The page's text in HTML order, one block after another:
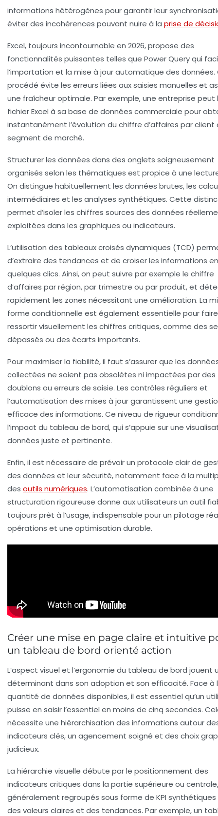
informations hétérogènes pour garantir leur
éviter des incohérences pouvant nuire à la prise de
Excel, toujours incontournable en 2026, propose des
fonctionnalités puissantes telles que Power Query qui
l’importation et la mise à jour automatique des données.
procédé évite les erreurs liées aux saisies manuelles et
une fraîcheur optimale. Par exemple, une entreprise peut
fichier Excel à sa base de données commerciale pour
instantanément l’évolution du chiffre d’affaires par client
segment de marché.
Structurer les données dans des onglets soigneusement
organisés selon les thématiques est propice à une
On distingue habituellement les données brutes, les
intermédiaires et les analyses synthétiques. Cette
permet d’isoler les chiffres sources des données
exploitées dans les graphiques ou indicateurs.
L’utilisation des tableaux croisés dynamiques (TCD)
d’extraire des tendances et de croiser les informations en
quelques clics. Ainsi, on peut suivre par exemple le chiffre
d’affaires par région, par trimestre ou par produit, et
rapidement les zones nécessitant une amélioration. La
forme conditionnelle est également essentielle pour faire
ressortir visuellement les chiffres critiques, comme des
dépassés ou des écarts importants.
Pour maximiser la fiabilité, il faut s’assurer que les
collectées ne soient pas obsolètes ni impactées par des
doublons ou erreurs de saisie. Les contrôles réguliers et
l’automatisation des mises à jour garantissent une
efficace des informations. Ce niveau de rigueur
l’impact du tableau de bord, qui s’appuie sur une
données juste et pertinente.
Enfin, il est nécessaire de prévoir un protocole clair de
des données et leur sécurité, notamment face à la
des outils numériques. L’automatisation combinée à une
structuration rigoureuse donne aux utilisateurs un outil
toujours prêt à l’usage, indispensable pour un pilotage
opérations et une optimisation durable.
Créer une mise en page claire et intuitive
un tableau de bord orienté action
L’aspect visuel et l’ergonomie du tableau de bord jouent
déterminant dans son adoption et son efficacité. Face à
quantité de données disponibles, il est essentiel qu’un
puisse en saisir l’essentiel en moins de cinq secondes.
nécessite une hiérarchisation des informations autour
indicateurs clés, un agencement soigné et des choix
judicieux.
La hiérarchie visuelle débute par le positionnement des
indicateurs critiques dans la partie supérieure ou centrale,
généralement regroupés sous forme de KPI
des valeurs claires et des tendances. Par exemple, un